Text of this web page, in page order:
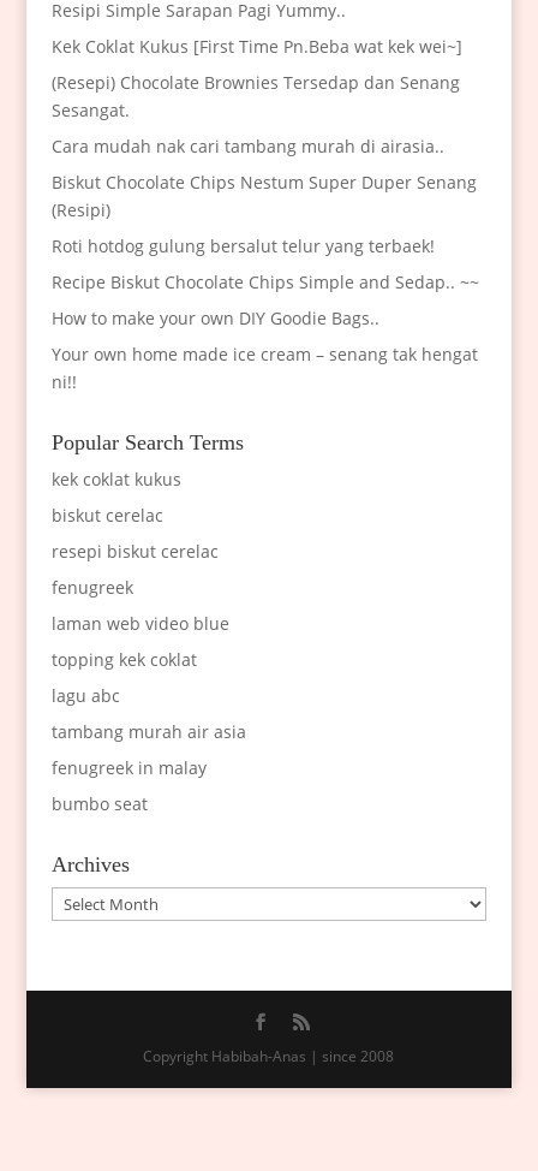
Resipi Simple Sarapan Pagi Yummy..
Kek Coklat Kukus [First Time Pn.Beba wat kek wei~]
(Resepi) Chocolate Brownies Tersedap dan Senang
Sesangat.
Cara mudah nak cari tambang murah di airasia..
Biskut Chocolate Chips Nestum Super Duper Senang
(Resipi)
Roti hotdog gulung bersalut telur yang terbaek!
Recipe Biskut Chocolate Chips Simple and Sedap.. ~~
How to make your own DIY Goodie Bags..
Your own home made ice cream – senang tak hengat
ni!!
Popular Search Terms
kek coklat kukus
biskut cerelac
resepi biskut cerelac
fenugreek
laman web video blue
topping kek coklat
lagu abc
tambang murah air asia
fenugreek in malay
bumbo seat
Archives
Archives
Copyright Habibah-Anas | since 2008